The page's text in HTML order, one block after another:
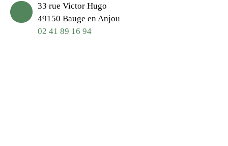
33 rue Victor Hugo
49150 Bauge en Anjou
02 41 89 16 94